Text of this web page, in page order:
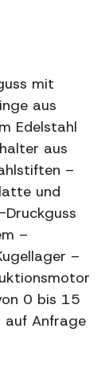
140x170
11
12
incluso)
alluminio
verniciato
mit
aus
Edelstahl
aus
–
und
Druckguss
–
–
0 bis 15
auf Anfrage